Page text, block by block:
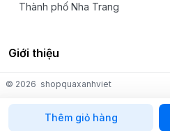
Thêm giỏ hàng
Thành phố Nha Trang
Giới thiệu
© 2026 shopquaxanhviet